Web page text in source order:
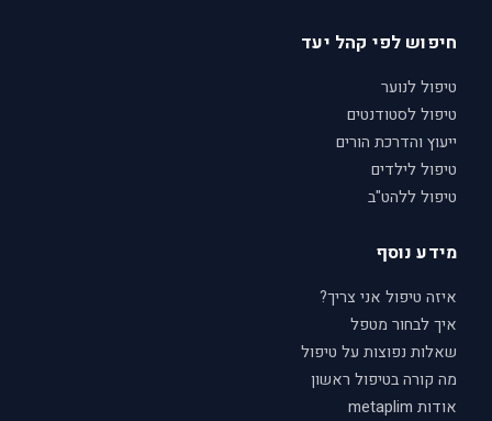
חיפוש לפי קהל יעד
טיפול לנוער
טיפול לסטודנטים
ייעוץ והדרכת הורים
טיפול לילדים
טיפול ללהט"ב
מידע נוסף
איזה טיפול אני צריך?
איך לבחור מטפל
שאלות נפוצות על טיפול
מה קורה בטיפול ראשון
אודות metaplim